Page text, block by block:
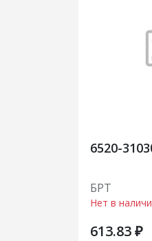
6520-
БРТ
Нет в
613.83 ₽